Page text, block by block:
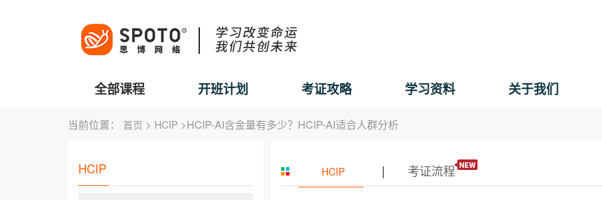
全部课程 开班计划 考证攻略 学习资料 关于我们
当前位置： 首页 > HCIP >HCIP-AI含金量有多少？HCIP-AI适合人群分析
HCIP HCIP | 考证流程